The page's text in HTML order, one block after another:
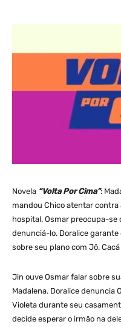
Novela “Volta Por Cima”:
mandou Chico atentar contra
hospital. Osmar preocupa-se
denunciá-lo. Doralice
sobre seu plano com Jô.
Jin ouve Osmar falar sobre
Madalena. Doralice denuncia
Violeta durante seu
decide esperar o irmão na